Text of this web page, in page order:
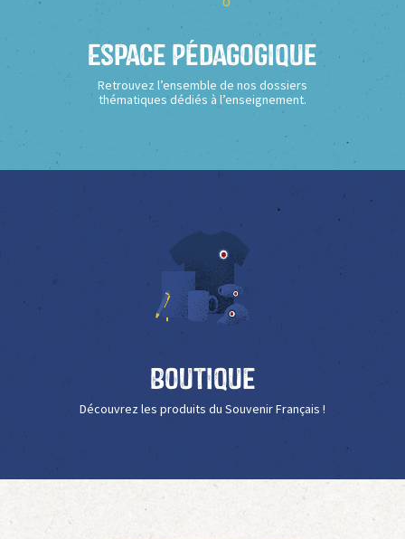
Espace Pédagogique
Retrouvez l’ensemble de nos dossiers
thématiques dédiés à l’enseignement.
Boutique
Découvrez les produits du Souvenir Français !